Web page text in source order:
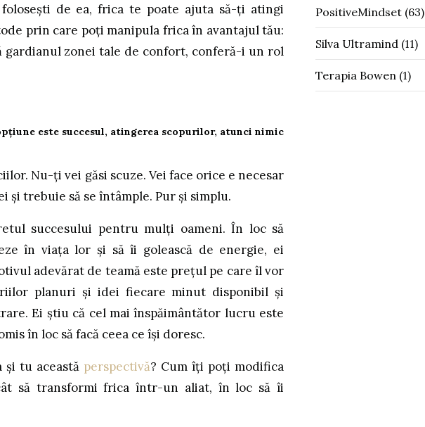
de ea, frica te poate ajuta să-ți atingi
prin care poți manipula frica în avantajul tău:
gardianul zonei tale de confort, conferă-i un rol
este succesul, atingerea scopurilor, atunci nimic
Nu-ți vei găsi scuze. Vei face orice e necesar
și trebuie să se întâmple. Pur și simplu.
succesului pentru mulți oameni. În loc să
în viața lor și să îi golească de energie, ei
adevărat de teamă este prețul pe care îl vor
planuri și idei fiecare minut disponibil și
Ei știu că cel mai înspăimântător lucru este
în loc să facă ceea ce își doresc.
și tu această perspectivă? Cum îți poți modifica
să transformi frica într-un aliat, în loc să îi
PositiveMindset (63)
Silva Ultramind (11)
Terapia Bowen (1)